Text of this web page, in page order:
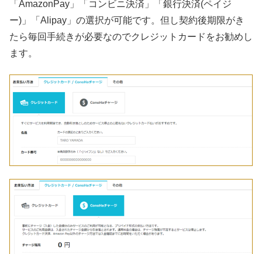
「AmazonPay」「コンビニ決済」「銀行決済(ペイジ
ー)」「Alipay」の選択が可能です。但し契約後期限がき
たら毎回手続きが必要なのでクレジットカードをお勧めし
ます。